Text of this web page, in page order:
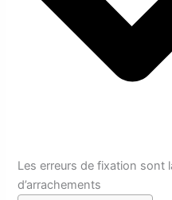
Les erreurs de fixation sont
d’arrachements